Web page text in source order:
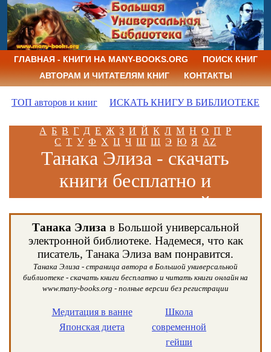
ГЛАВНАЯ - КНИГИ НА MANY-BOOKS.ORG
ПОИСК КНИГ
АВТОРАМ И ЧИТАТЕЛЯМ КНИГ
КОНТАКТЫ
ТОП авторов и книг ИСКАТЬ КНИГУ В БИБЛИОТЕКЕ
А Б В Г Д Е Ж З И Й К Л М Н О П Р
С Т У Ф Х Ц Ч Ш Щ Э Ю Я AZ
Танака Элиза - скачать
книги бесплатно и
читать книги онлайн
Танака Элиза в Большой универсальной
электронной библиотеке. Надемеся, что как
писатель, Танака Элиза вам понравится.
Танака Элиза - страница автора в Большой универсальной
библиотеке - скачать книги бесплатно и читать книги онлайн на
www.many-books.org - полные версии без регистрации
Медитация в ванне
Японская диета
Школа
современной
гейши